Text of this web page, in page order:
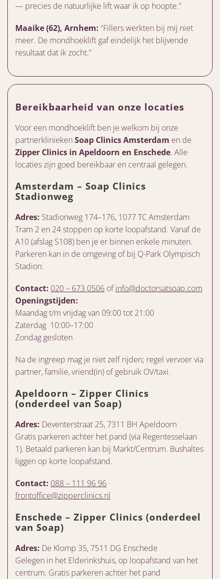
— precies de natuurlijke lift waar ik op hoopte.”
Maaike (62), Arnhem: “Fillers werkten bij mij niet
meer. De mondhoeklift gaf eindelijk het blijvende
resultaat dat ik zocht.”
Bereikbaarheid van onze locaties
Voor een mondhoeklift ben je welkom bij onze
partnerklinieken Soap Clinics Amsterdam en de
Zipper Clinics in Apeldoorn en Enschede. Alle
locaties zijn goed bereikbaar en centraal gelegen.
Amsterdam – Soap Clinics
Stadionweg
Adres: Stadionweg 174–176, 1077 TC Amsterdam
Tram 2 en 24 stoppen op korte loopafstand. Vanaf de
A10 (afslag S108) ben je er binnen enkele minuten.
Parkeren kan in de omgeving of bij Q-Park Olympisch
Stadion.
Contact: 020 – 673 0506 ofinfo@doctorsatsoap.com
Openingstijden:
Maandag t/m vrijdag van 09:00 tot 21:00
Zaterdag 10:00–17:00
Zondag gesloten
Na de ingreep mag je niet zelf rijden; regel vervoer via
partner, familie, vriend(in) of gebruik OV/taxi.
Apeldoorn – Zipper Clinics
(onderdeel van Soap)
Adres: Deventerstraat 25, 7311 BH Apeldoorn
Gratis parkeren achter het pand (via Regentesselaan
1). Betaald parkeren kan bij Markt/Centrum. Bushaltes
liggen op korte loopafstand.
Contact: 088 – 111 96 96 ·
frontoffice@zipperclinics.nl
Enschede – Zipper Clinics (onderdeel
van Soap)
Adres: De Klomp 35, 7511 DG Enschede
Gelegen in het Elderinkshuis, op loopafstand van het
centrum. Gratis parkeren achter het pand